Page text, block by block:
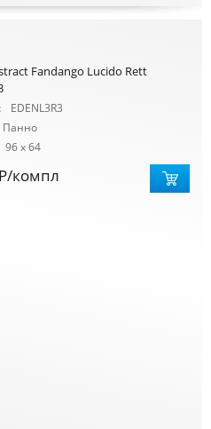
Fandango Lucido Rett
EDENL3R3
Панно
96 x 64
Р/компл